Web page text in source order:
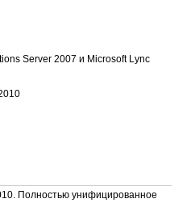
Server 2007 и Microsoft Lync
Полностью унифицированное